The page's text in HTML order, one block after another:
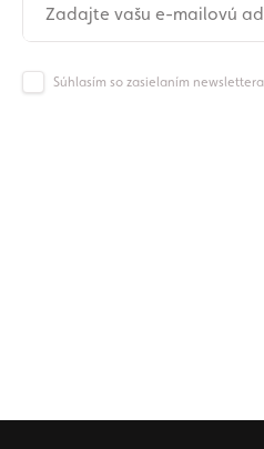
Súhlasím so zasielaním